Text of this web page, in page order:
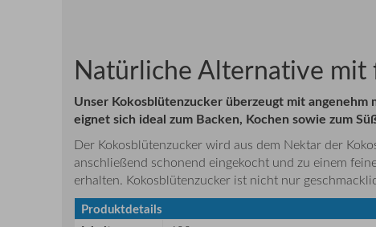
Natürliche Alternative mit
Unser Kokosblütenzucker überzeugt mit
eignet sich ideal zum Backen, Kochen sowie zum
Der Kokosblütenzucker wird aus dem Nektar der
anschließend schonend eingekocht und zu einem
erhalten. Kokosblütenzucker ist nicht nur
Produktdetails